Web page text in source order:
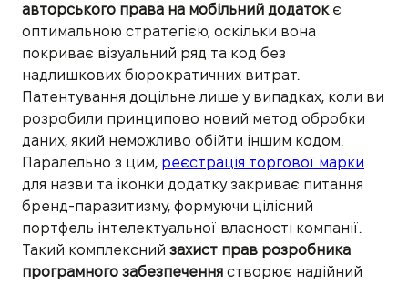
авторського права на мобільний додатокє
оптимальною стратегією, оскільки вона
покриває візуальний ряд та код без
надлишкових бюрократичних витрат.
Патентування доцільне лише у випадках, коли ви
розробили принципово новий метод обробки
даних, який неможливо обійти іншим кодом.
Паралельно з цим, реєстрація торгової марки
для назви та іконки додатку закриває питання
бренд-паразитизму, формуючи цілісний
портфель інтелектуальної власності компанії.
Такий комплексний захист прав розробника
програмного забезпечення створює надійний